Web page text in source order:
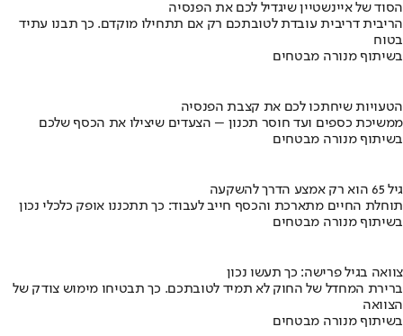
הסוד של איינשטיין שיגדיל לכם את הפנסיה
הריבית דריבית עובדת לטובתכם רק אם תתחילו מוקדם. כך תבנו עתיד
בטוח
בשיתוף מנורה מבטחים
הטעויות שיחתכו לכם את קצבת הפנסיה
ממשיכת כספים ועד חוסר תכנון – הצעדים שיצילו את הכסף שלכם
בשיתוף מנורה מבטחים
גיל 65 הוא רק אמצע הדרך להשקעה
תוחלת החיים מתארכת והכסף חייב לעבוד: כך תתכננו אופק כלכלי נכון
בשיתוף מנורה מבטחים
צוואה בגיל פרישה: כך תעשו נכון
ברירת המחדל של החוק לא תמיד לטובתכם. כך תבטיחו מימוש צודק של
הצוואה
בשיתוף מנורה מבטחים